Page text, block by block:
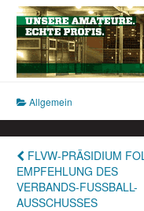
Allgemein
FLVW-PRÄSIDIUM
EMPFEHLUNG DES
VERBANDS-FUSSBALL-
AUSSCHUSSES